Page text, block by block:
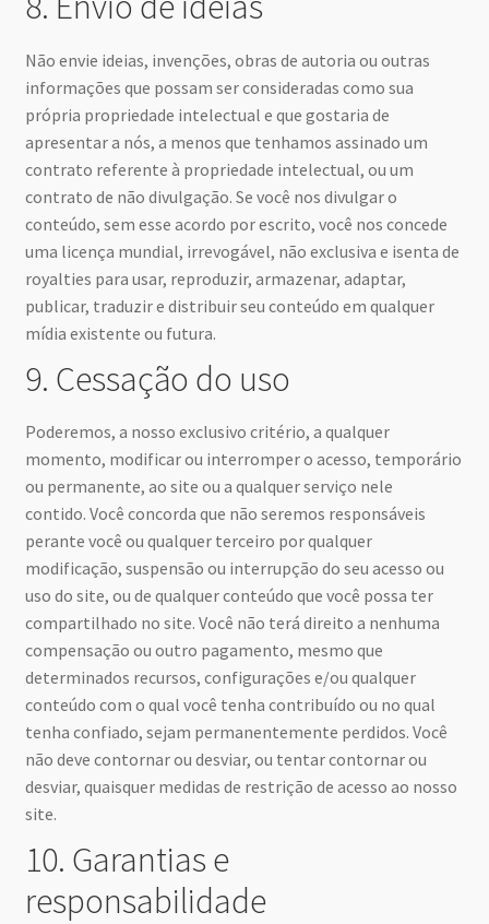
Não envie ideias, invenções, obras de autoria ou outras
informações que possam ser consideradas como sua
própria propriedade intelectual e que gostaria de
apresentar a nós, a menos que tenhamos assinado um
contrato referente à propriedade intelectual, ou um
contrato de não divulgação. Se você nos divulgar o
conteúdo, sem esse acordo por escrito, você nos concede
uma licença mundial, irrevogável, não exclusiva e isenta de
royalties para usar, reproduzir, armazenar, adaptar,
publicar, traduzir e distribuir seu conteúdo em qualquer
mídia existente ou futura.
9. Cessação do uso
Poderemos, a nosso exclusivo critério, a qualquer
momento, modificar ou interromper o acesso, temporário
ou permanente, ao site ou a qualquer serviço nele
contido. Você concorda que não seremos responsáveis
perante você ou qualquer terceiro por qualquer
modificação, suspensão ou interrupção do seu acesso ou
uso do site, ou de qualquer conteúdo que você possa ter
compartilhado no site. Você não terá direito a nenhuma
compensação ou outro pagamento, mesmo que
determinados recursos, configurações e/ou qualquer
conteúdo com o qual você tenha contribuído ou no qual
tenha confiado, sejam permanentemente perdidos. Você
não deve contornar ou desviar, ou tentar contornar ou
desviar, quaisquer medidas de restrição de acesso ao nosso
site.
10. Garantias e
responsabilidade